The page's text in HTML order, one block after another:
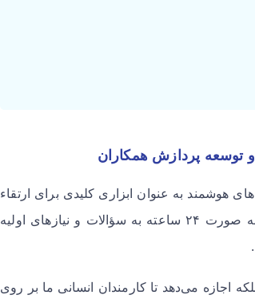
توسعه پردازش همکاران
هوشمند به عنوان ابزاری کلیدی برای ارتقاء
تجربه مشتریان خود متعهد هستیم. این فناوری‌های نوین قادرند به صورت ۲۴ ساعته به سؤالات و نیازهای اولیه
اجازه می‌دهد تا کارمندان انسانی ما بر روی